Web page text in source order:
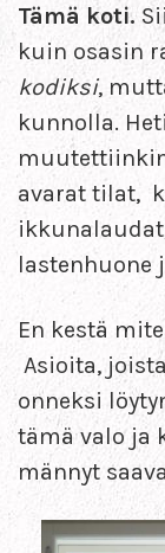
Tämä koti.
kuin osasin
kodiksi,
kunnolla.
avarat tilat,
lastenhuone
En kestä
Asioita,
onneksi
tämä valo ja
männyt